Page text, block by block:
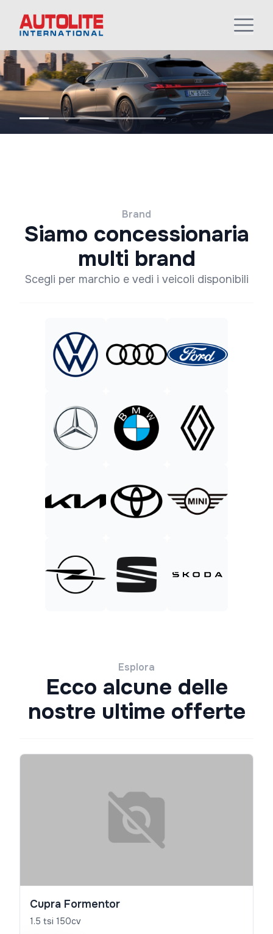
Brand
Siamo concessionaria
multi brand
Scegli per marchio e vedi i veicoli disponibili
Esplora
Ecco alcune delle
nostre ultime offerte
Cupra Formentor
1.5 tsi 150cv